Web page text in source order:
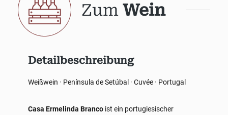
Zum Wein
Detailbeschreibung
Weißwein · Península de Setúbal · Cuvée · Portugal
Casa Ermelinda Branco ist ein portugiesischer